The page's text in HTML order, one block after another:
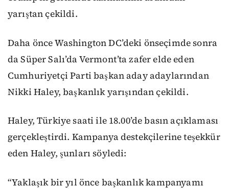
yarıştan çekildi.
Daha önce Washington DC’deki önseçimde sonra
da Süper Salı’da Vermont’ta zafer elde eden
Cumhuriyetçi Parti başkan aday adaylarından
Nikki Haley, başkanlık yarışından çekildi.
Haley, Türkiye saati ile 18.00’de basın açıklaması
gerçekleştirdi. Kampanya destekçilerine teşekkür
eden Haley, şunları söyledi:
“Yaklaşık bir yıl önce başkanlık kampanyamı